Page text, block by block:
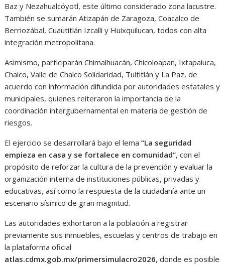
Baz y Nezahualcóyotl, este último considerado zona lacustre.
También se sumarán Atizapán de Zaragoza, Coacalco de
Berriozábal, Cuautitlán Izcalli y Huixquilucan, todos con alta
integración metropolitana.
Asimismo, participarán Chimalhuacán, Chicoloapan, Ixtapaluca,
Chalco, Valle de Chalco Solidaridad, Tultitlán y La Paz, de
acuerdo con información difundida por autoridades estatales y
municipales, quienes reiteraron la importancia de la
coordinación intergubernamental en materia de gestión de
riesgos.
El ejercicio se desarrollará bajo el lema“La seguridad
empieza en casa y se fortalece en comunidad”, con el
propósito de reforzar la cultura de la prevención y evaluar la
organización interna de instituciones públicas, privadas y
educativas, así como la respuesta de la ciudadanía ante un
escenario sísmico de gran magnitud.
Las autoridades exhortaron a la población a registrar
previamente sus inmuebles, escuelas y centros de trabajo en
la plataforma oficial
atlas.cdmx.gob.mx/primersimulacro2026, donde es posible